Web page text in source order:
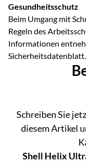
Gesundheitsschutz
Beim Umgang mit
Regeln des
Informationen
Sicherheitsdatenblatt.
Schreiben Sie
diesem Artikel
Shell Helix